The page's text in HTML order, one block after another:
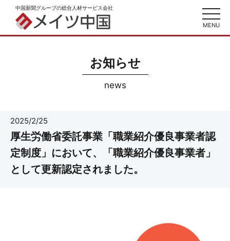
MENU
中国新聞グループの総合人材サービス会社
お知らせ
news
2025/2/25
厚生労働省委託事業「職業紹介優良事業者認
定制度」において、「職業紹介優良事業者」
として更新認定されました。